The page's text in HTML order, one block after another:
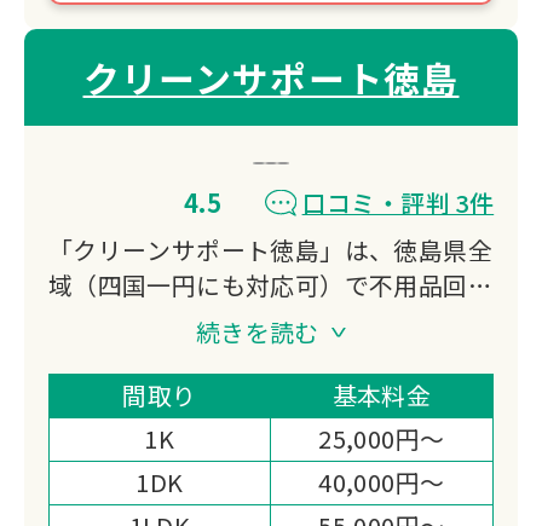
クリーンサポート徳島
4.5
口コミ・評判 3件
「クリーンサポート徳島」は、徳島県全
域（四国一円にも対応可）で不用品回
収・買取・遺品整理・ハウスクリーニン
グを担う専門業者です。
誠実・迅速な対応で、1点から大型家財
まで回収、無料見積もり、追加料金なし
の明朗会計、損害保険も完備し、安心し
て任せられるサービスをご提供します。
続きを読む
間取り
基本料金
1K
25,000円～
1DK
40,000円～